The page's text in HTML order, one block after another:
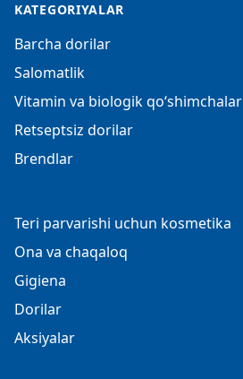
KATEGORIYALAR
Barcha dorilar
Salomatlik
Vitamin va biologik qo‘shimchalar
Retseptsiz dorilar
Brendlar
Teri parvarishi uchun kosmetika
Ona va chaqaloq
Gigiena
Dorilar
Aksiyalar